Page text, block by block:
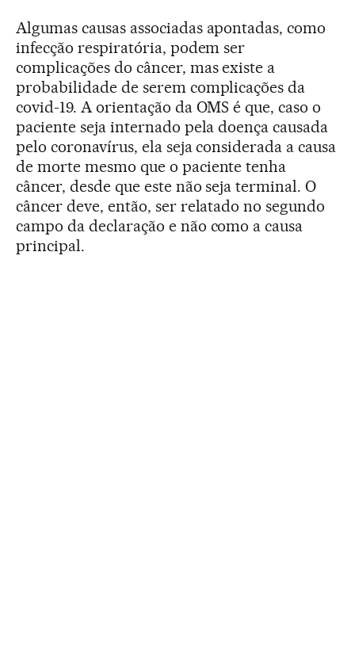
Algumas causas associadas apontadas, como
infecção respiratória, podem ser
complicações do câncer, mas existe a
probabilidade de serem complicações da
covid-19. A orientação da OMS é que, caso o
paciente seja internado pela doença causada
pelo coronavírus, ela seja considerada a causa
de morte mesmo que o paciente tenha
câncer, desde que este não seja terminal. O
câncer deve, então, ser relatado no segundo
campo da declaração e não como a causa
principal.